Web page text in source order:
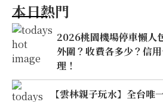
本日熱門
2026桃園機場停車懶人
外圍？收費各多少？信
理！
【雲林親子玩水】全台唯